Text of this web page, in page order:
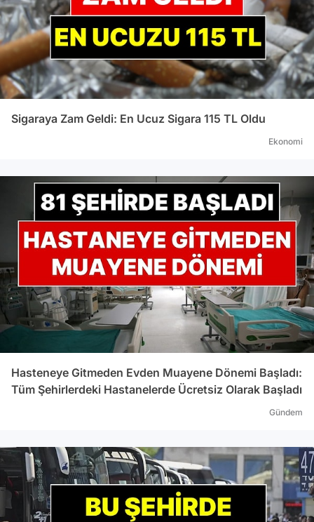
Sigaraya Zam Geldi: En Ucuz Sigara 115 TL Oldu
Ekonomi
Hasteneye Gitmeden Evden Muayene Dönemi Başladı:
Tüm Şehirlerdeki Hastanelerde Ücretsiz Olarak Başladı
Gündem